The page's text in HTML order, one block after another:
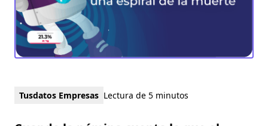
Tusdatos Empresas Lectura de 5 minutos